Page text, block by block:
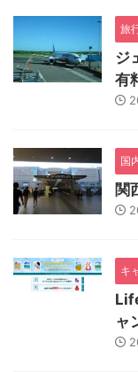
旅
ジ
有
国
関
キ
ャ